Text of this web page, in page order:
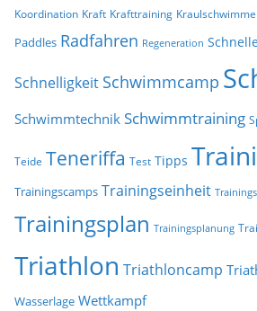
Koordination Kraft Krafttraining
Paddles Radfahren Regeneration
Schnelligkeit Schwimmcamp
Schwimmtechnik Schwimmtraining
Teide Teneriffa Test Tipps
Trainingscamps Trainingseinheit
Trainingsplan Trainingsplanung
Triathlon Triathloncamp
Wasserlage Wettkampf